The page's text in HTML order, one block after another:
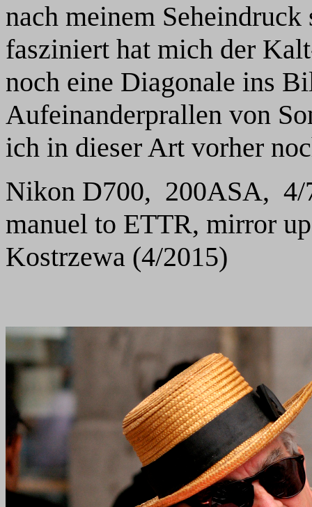
nach meinem
fasziniert hat mich der
noch eine Diagonale ins
Aufeinanderprallen von
ich in dieser Art vorher
Nikon D700, 200ASA, 4/
manuel to ETTR, mirror
Kostrzewa (4/2015)